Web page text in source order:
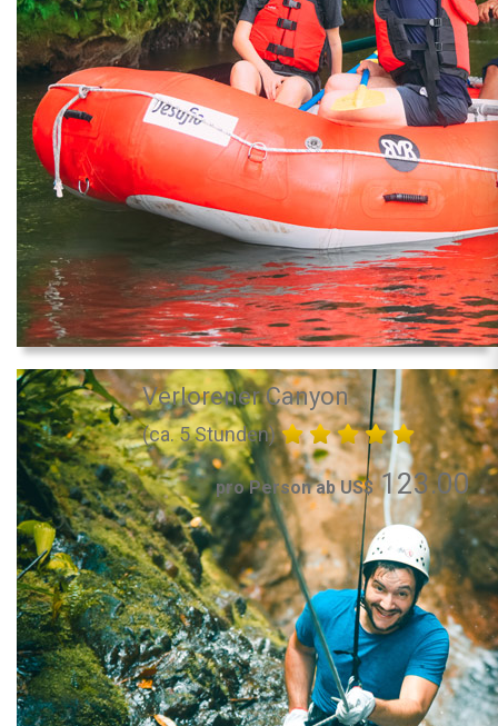
Verlorener Canyon
(ca. 5 Stunden)
pro Person ab US$123.00